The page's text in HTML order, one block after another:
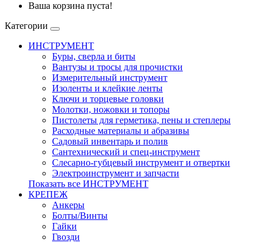
Ваша корзина пуста!
Категории
ИНСТРУМЕНТ
Буры, сверла и биты
Вантузы и тросы для прочистки
Измерительный инструмент
Изоленты и клейкие ленты
Ключи и торцевые головки
Молотки, ножовки и топоры
Пистолеты для герметика, пены и степлеры
Расходные материалы и абразивы
Садовый инвентарь и полив
Сантехнический и спец-инструмент
Слесарно-губцевый инструмент и отвертки
Электроинструмент и запчасти
Показать все ИНСТРУМЕНТ
КРЕПЕЖ
Анкеры
Болты/Винты
Гайки
Гвозди